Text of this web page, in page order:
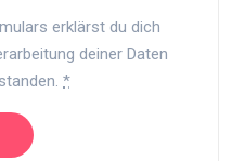
erklärst du dich
deiner Daten
*